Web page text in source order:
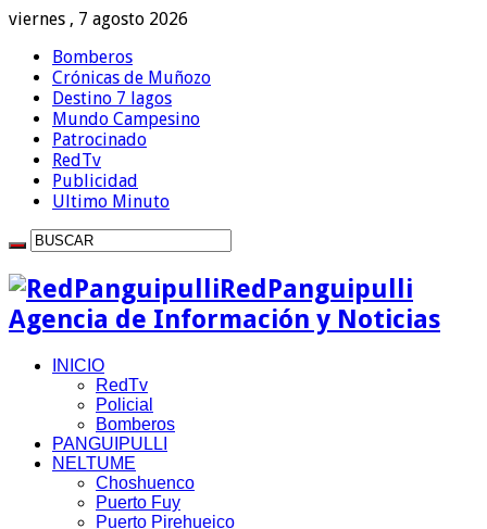
viernes , 7 agosto 2026
Bomberos
Crónicas de Muñozo
Destino 7 lagos
Mundo Campesino
Patrocinado
RedTv
Publicidad
Ultimo Minuto
RedPanguipulli
Agencia de Información y Noticias
INICIO
RedTv
Policial
Bomberos
PANGUIPULLI
NELTUME
Choshuenco
Puerto Fuy
Puerto Pirehueico